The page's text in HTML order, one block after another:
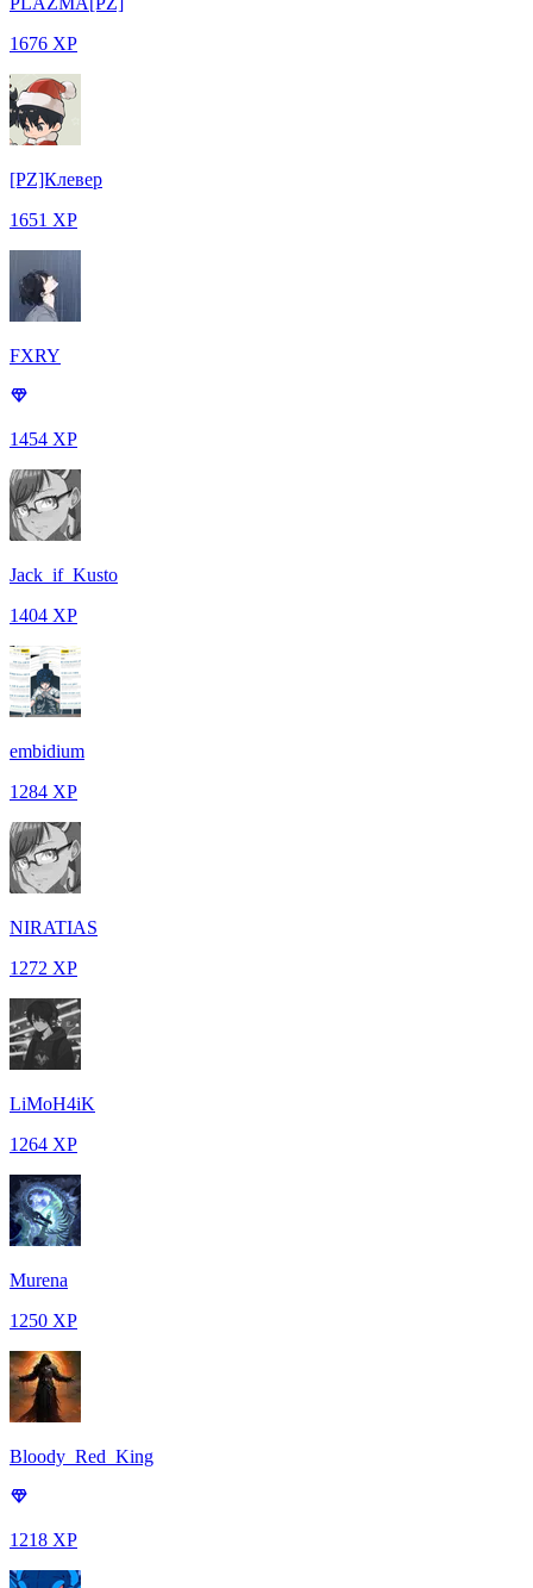
1676 XP
[PZ]Клевер
1651 XP
FXRY
1454 XP
Jack_if_Kusto
1404 XP
embidium
1284 XP
NIRATIAS
1272 XP
LiMoH4iK
1264 XP
Murena
1250 XP
Bloody_Red_King
1218 XP